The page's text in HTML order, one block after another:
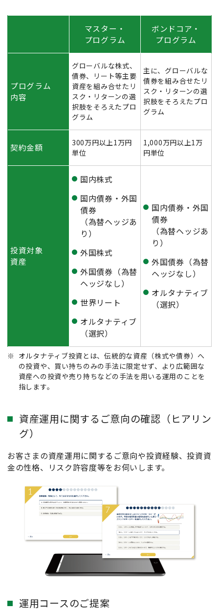
マスター・
プログラム
ボンドコア・
プログラム
プログラム
内容
グローバルな株式、
債券、リート等主要
資産を組み合せたリ
スク・リターンの選
択肢をそろえたプロ
グラム
主に、グローバルな
債券を組み合せたリ
スク・リターンの選
択肢をそろえたプロ
グラム
契約金額
300万円以上1万円
単位
1,000万円以上1万
円単位
投資対象
資産
国内株式
国内債券・外国
債券
（為替ヘッジあ
り）
外国株式
外国債券（為替
ヘッジなし）
世界リート
オルタナティブ
（選択）
国内債券・外国
債券
（為替ヘッジあ
り）
外国債券（為替
ヘッジなし）
オルタナティブ
（選択）
※ オルタナティブ投資とは、伝統的な資産（株式や債券）へ
の投資や、買い持ちのみの手法に限定せず、より広範囲な
資産への投資や売り持ちなどの手法を用いる運用のことを
指します。
資産運用に関するご意向の確認（ヒアリン
グ）
お客さまの資産運用に関するご意向や投資経験、投資資
金の性格、リスク許容度等をお伺いします。
運用コースのご提案